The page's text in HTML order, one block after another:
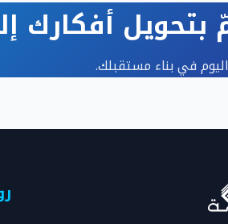
بتحويل أفكارك
اليوم في بناء مستقبلك.